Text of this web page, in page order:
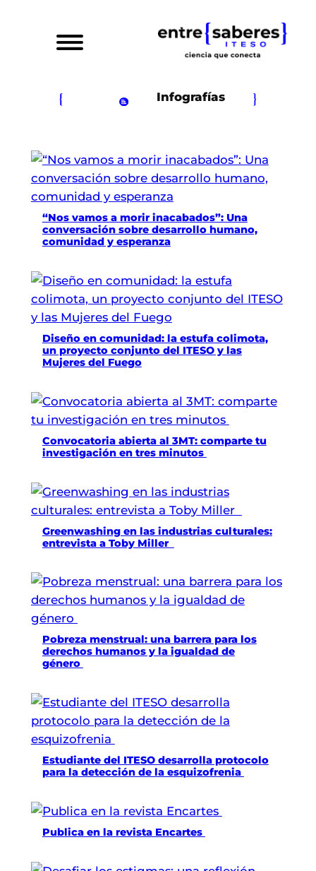
contenido
Infografías
“Nos vamos a morir inacabados”: Una
conversación sobre desarrollo humano,
comunidad y esperanza
Diseño en comunidad: la estufa colimota,
un proyecto conjunto del ITESO y las
Mujeres del Fuego
Convocatoria abierta al 3MT: comparte tu
investigación en tres minutos
Greenwashing en las industrias culturales:
entrevista a Toby Miller
Pobreza menstrual: una barrera para los
derechos humanos y la igualdad de
género
Estudiante del ITESO desarrolla protocolo
para la detección de la esquizofrenia
Publica en la revista Encartes